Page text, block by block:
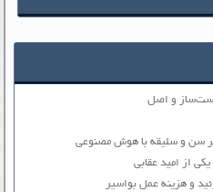
دست‌ساز و اصل
سن و سلیقه با هوش مصنوعی
از امید عقابی
و هزینه عمل بواسیر